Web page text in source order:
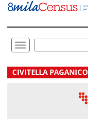
Vai
direttamente
Toggle
navigation
.
CIVITELLA PAGANICO